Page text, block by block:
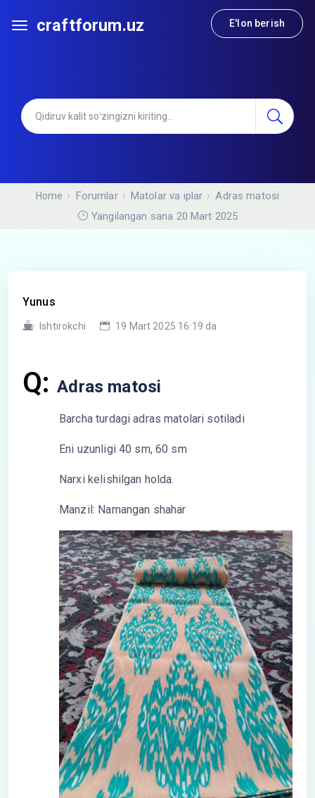
craftforum.uz E'lon berish
Home Forumlar Matolar va iplar
Adras matosi
Yangilangan sana 20 Mart 2025
Yunus
Ishtirokchi 19 Mart 2025 16:19 da
Q: Adras matosi
Barcha turdagi adras matolari sotiladi
Eni uzunligi 40 sm, 60 sm
Narxi kelishilgan holda.
Manzil: Namangan shahar